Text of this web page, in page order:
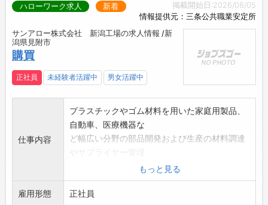
掲載開始日:2026/08/05
情報提供元：三条公共職業安定所
ハローワーク求人 新着
サンアロー株式会社 新潟工場の求人情報 /新
潟県見附市
購買
正社員 未経験者活躍中 男女活躍中
仕事内容
プラスチックやゴム材料を用いた家庭用製品、
自動車、医療機器な
ど幅広い分野の部品開発および生産の材料調達
をおこなってもらいます。
<購買業務> サプライヤー管理・新規開拓、発
注・仕入関連業務
もっと見る
雇用形態 正社員